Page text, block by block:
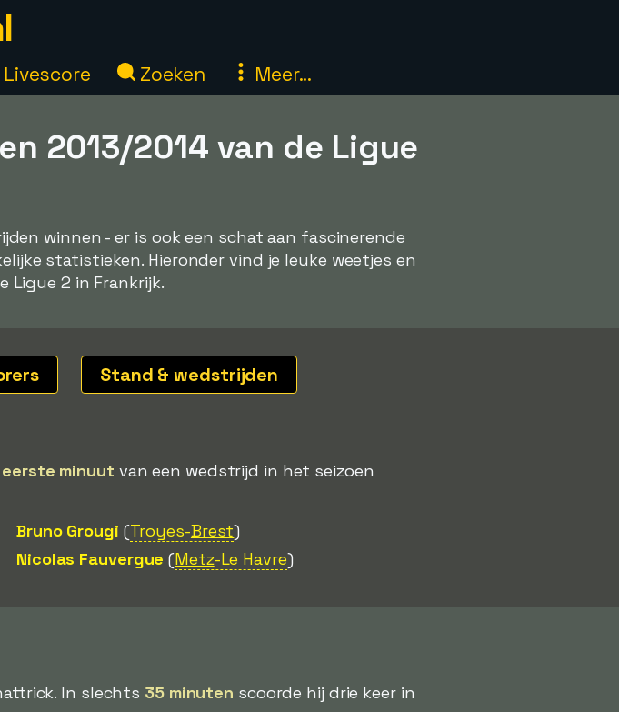
Livescore Zoeken Meer...
2013/2014 van de Ligue
winnen - er is ook een schat aan fascinerende
statistieken. Hieronder vind je leuke weetjes en
Ligue 2 in Frankrijk.
Stand & wedstrijden
eerste minuut van een wedstrijd in het seizoen
Bruno Grougi (Troyes-Brest)
Nicolas Fauvergue (Metz-Le Havre)
In slechts 35 minuten scoorde hij drie keer in